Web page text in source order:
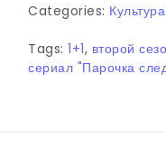
Categories: Культура
Tags: 1+1, второй
сериал "Парочка